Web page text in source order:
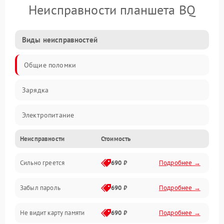
Неисправности планшета BQ
Виды неисправностей
Общие поломки
Зарядка
Электропитание
Экран и изображение
Дисплей
Экран (дисплей)
Связь
Неисправности Стоимость
Сильно греется 690 ₽ Подробнее →
Забыл пароль 690 ₽ Подробнее →
Не видит карту памяти 690 ₽ Подробнее →